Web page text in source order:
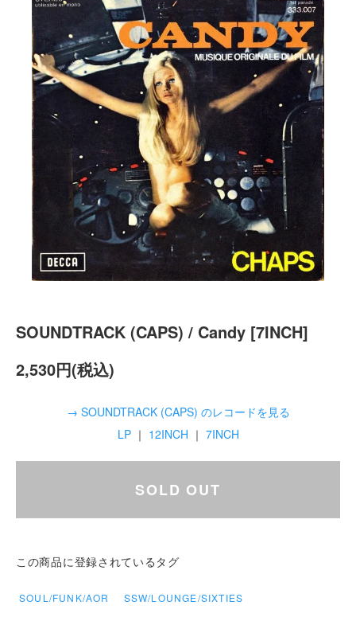
SOUNDTRACK (CAPS) / Candy [7INCH]
2,530円(税込)
→ SOUNDTRACK (CAPS) のレコードを見る
LP｜ 12INCH ｜ 7INCH
SOLD OUT
この商品に登録されているタグ
SOUL/FUNK/AOR SSW/LOUNGE/SIXTIES